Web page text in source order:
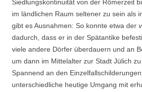
Siedlungskontinuität von der Römerzeit
im ländlichen Raum seltener zu sein als
gibt es Ausnahmen: So konnte etwa der
dadurch, dass er in der Spätantike
viele andere Dörfer überdauern und an
um dann im Mittelalter zur Stadt Jülich zu
Spannend an den
unterschiedliche heutige Umgang mit